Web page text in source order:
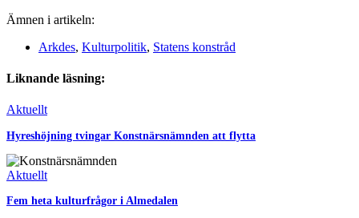
Ämnen i artikeln:
Arkdes, Kulturpolitik, Statens konstråd
Liknande läsning:
Aktuellt
Hyreshöjning tvingar Konstnärsnämnden att flytta
Aktuellt
Fem heta kulturfrågor i Almedalen